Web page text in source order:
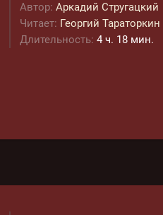
Автор: Аркадий Стругацкий
Читает: Георгий Тараторкин
Длительность: 4 ч. 18 мин.